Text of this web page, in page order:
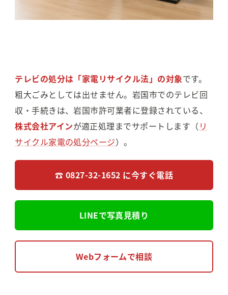
テレビの処分は「家電リサイクル法」の対象です。
粗大ごみとしては出せません。岩国市でのテレビ回
収・手続きは、岩国市許可業者に登録されている、
株式会社アインが適正処理までサポートします（ リ
サイクル家電の処分ページ）。
☎ 0827-32-1652 に今すぐ電話
LINEで写真見積り
Webフォームで相談